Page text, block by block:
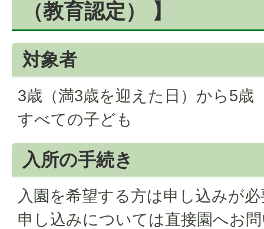
（教育認定） 】
対象者
3歳（満3歳を迎えた日）から5歳
すべての子ども
入所の手続き
入園を希望する方は申し込みが
申し込みについては直接園へお